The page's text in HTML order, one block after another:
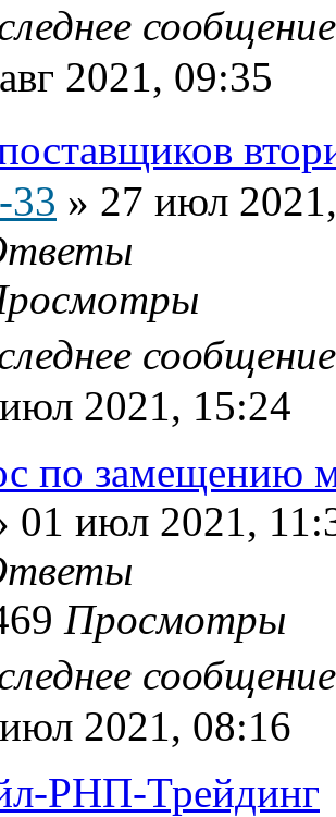
2021, 09:35
» 27 июл
2021, 15:24
по замещению
01 июл 2021,
Просмотры
2021, 08:16
РНП-Трейдинг